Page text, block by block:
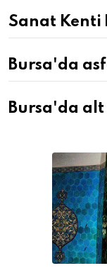
Sanat Kenti
Bursa'da
Bursa'da